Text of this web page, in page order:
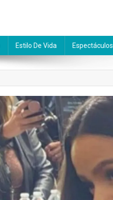
Estilo De Vida Espectáculos